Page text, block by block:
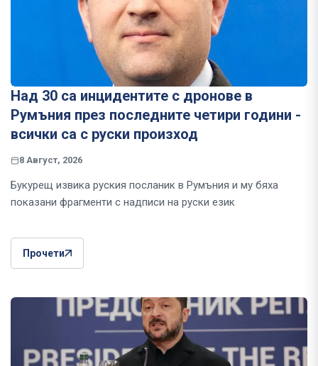
Над 30 са инцидентите с дронове в
Румъния през последните четири години -
всички са с руски произход
8 Август, 2026
Букурещ извика руския посланик в Румъния и му бяха
показани фрагменти с надписи на руски език
Прочети